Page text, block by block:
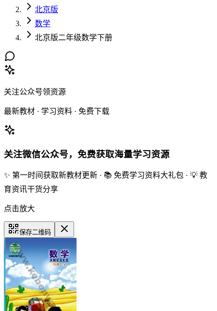
北京版
数学
北京版二年级数学下册
关注公众号领资源
最新教材 · 学习资料 · 免费下载
关注微信公众号，免费获取海量学习资源
✨ 第一时间获取新教材更新 · 📚 免费学习资料大礼包 · 💡 教
育资讯干货分享
点击放大
保存二维码